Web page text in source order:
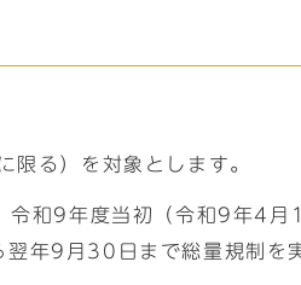
る）を対象とします。
和9年度当初（令和9年4月
9月30日まで総量規制を